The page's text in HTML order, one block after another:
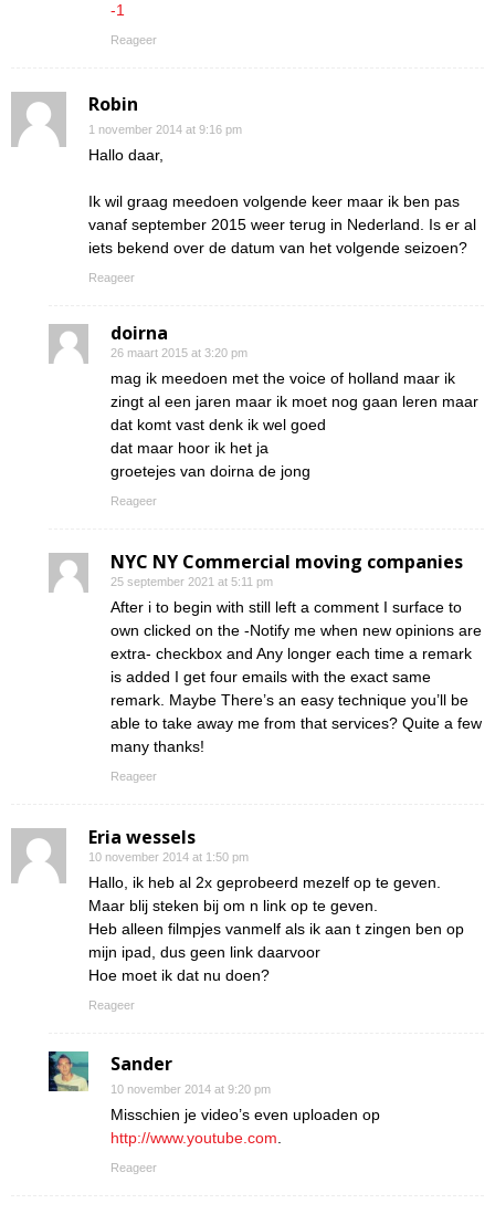
-1
Reageer
Robin
1 november 2014 at 9:16 pm
Hallo daar,
Ik wil graag meedoen volgende keer maar ik ben pas
vanaf september 2015 weer terug in Nederland. Is er al
iets bekend over de datum van het volgende seizoen?
Reageer
doirna
26 maart 2015 at 3:20 pm
mag ik meedoen met the voice of holland maar ik
zingt al een jaren maar ik moet nog gaan leren maar
dat komt vast denk ik wel goed
dat maar hoor ik het ja
groetejes van doirna de jong
Reageer
NYC NY Commercial moving companies
25 september 2021 at 5:11 pm
After i to begin with still left a comment I surface to
own clicked on the -Notify me when new opinions are
extra- checkbox and Any longer each time a remark
is added I get four emails with the exact same
remark. Maybe There’s an easy technique you’ll be
able to take away me from that services? Quite a few
many thanks!
Reageer
Eria wessels
10 november 2014 at 1:50 pm
Hallo, ik heb al 2x geprobeerd mezelf op te geven.
Maar blij steken bij om n link op te geven.
Heb alleen filmpjes vanmelf als ik aan t zingen ben op
mijn ipad, dus geen link daarvoor
Hoe moet ik dat nu doen?
Reageer
Sander
10 november 2014 at 9:20 pm
Misschien je video’s even uploaden op
http://www.youtube.com.
Reageer